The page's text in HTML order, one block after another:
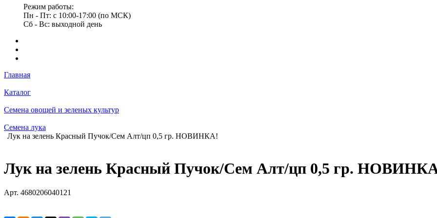
Режим работы:
Пн - Пт: с 10:00-17:00 (по МСК)
Сб - Вс: выходной день
Главная
Каталог
Семена овощей и зеленых культур
Семена лука
Лук на зелень Красный Пучок/Сем Алт/цп 0,5 гр. НОВИНКА!
Лук на зелень Красный Пучок/Сем Алт/цп 0,5 гр.
Арт. 4680206040121